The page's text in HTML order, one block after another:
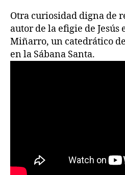
Otra curiosidad digna de
autor de la efigie de Jesús
Miñarro, un catedrático
en la Sábana Santa.